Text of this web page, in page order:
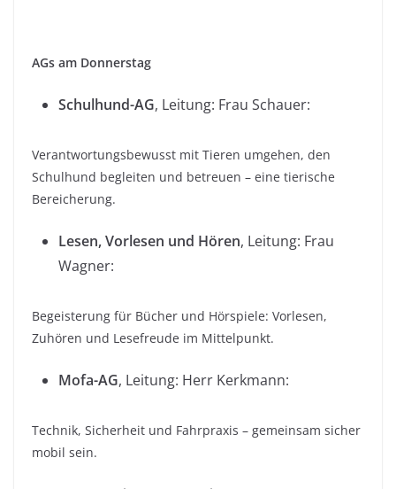
AGs am Donnerstag
Schulhund-AG, Leitung: Frau Schauer:
Verantwortungsbewusst mit Tieren umgehen, den
Schulhund begleiten und betreuen – eine tierische
Bereicherung.
Lesen, Vorlesen und Hören, Leitung: Frau
Wagner:
Begeisterung für Bücher und Hörspiele: Vorlesen,
Zuhören und Lesefreude im Mittelpunkt.
Mofa-AG, Leitung: Herr Kerkmann:
Technik, Sicherheit und Fahrpraxis – gemeinsam sicher
mobil sein.